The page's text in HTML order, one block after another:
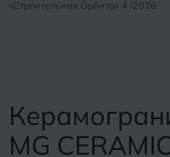
«Строительная Орбита» 4 /2026
MG